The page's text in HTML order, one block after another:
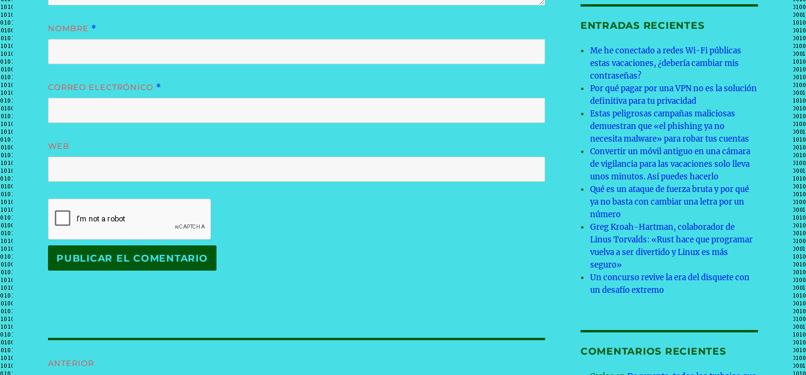
NOMBRE *
CORREO ELECTRÓNICO *
WEB
ANTERIOR
ENTRADAS RECIENTES
Me he conectado a redes Wi-Fi públicas
estas vacaciones, ¿debería cambiar mis
contraseñas?
Por qué pagar por una VPN no es la solución
definitiva para tu privacidad
Estas peligrosas campañas maliciosas
demuestran que «el phishing ya no
necesita malware» para robar tus cuentas
Convertir un móvil antiguo en una cámara
de vigilancia para las vacaciones solo lleva
unos minutos. Así puedes hacerlo
Qué es un ataque de fuerza bruta y por qué
ya no basta con cambiar una letra por un
número
Greg Kroah-Hartman, colaborador de
Linus Torvalds: «Rust hace que programar
vuelva a ser divertido y Linux es más
seguro»
Un concurso revive la era del disquete con
un desafío extremo
COMENTARIOS RECIENTES